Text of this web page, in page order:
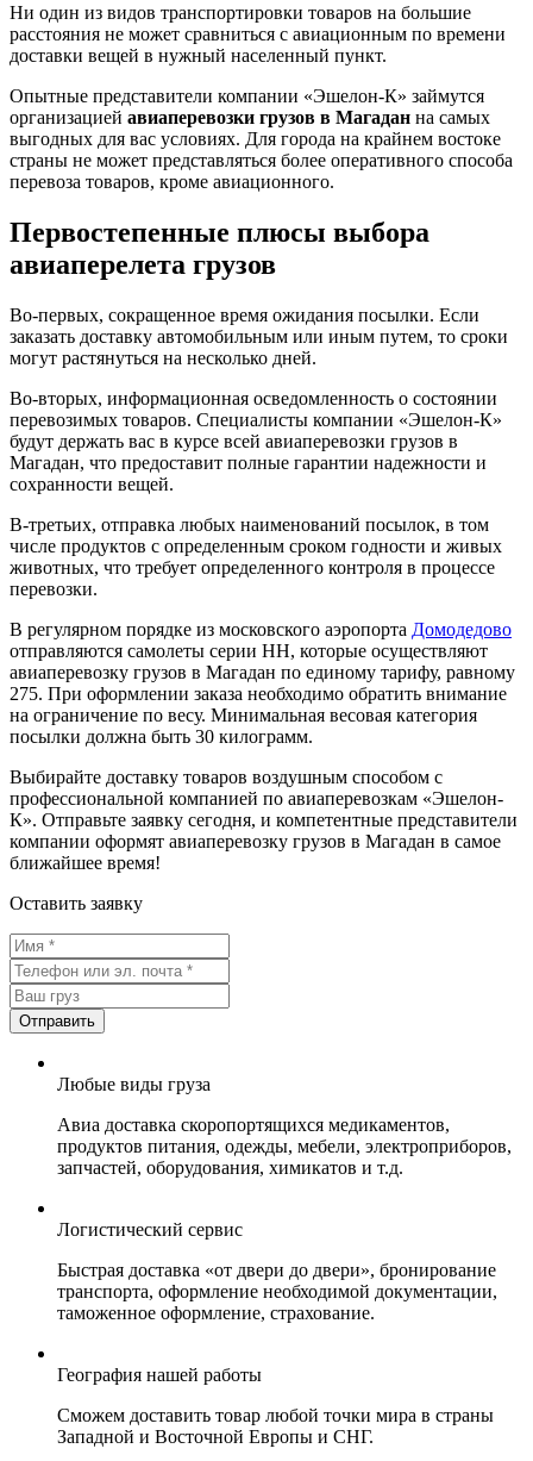
Ни один из видов транспортировки товаров на большие
расстояния не может сравниться с авиационным по времени
доставки вещей в нужный населенный пункт.
Опытные представители компании «Эшелон-К» займутся
организацией авиаперевозки грузов в Магадан на самых
выгодных для вас условиях. Для города на крайнем востоке
страны не может представляться более оперативного способа
перевоза товаров, кроме авиационного.
Первостепенные плюсы выбора
авиаперелета грузов
Во-первых, сокращенное время ожидания посылки. Если
заказать доставку автомобильным или иным путем, то сроки
могут растянуться на несколько дней.
Во-вторых, информационная осведомленность о состоянии
перевозимых товаров. Специалисты компании «Эшелон-К»
будут держать вас в курсе всей авиаперевозки грузов в
Магадан, что предоставит полные гарантии надежности и
сохранности вещей.
В-третьих, отправка любых наименований посылок, в том
числе продуктов с определенным сроком годности и живых
животных, что требует определенного контроля в процессе
перевозки.
В регулярном порядке из московского аэропорта Домодедово
отправляются самолеты серии НН, которые осуществляют
авиаперевозку грузов в Магадан по единому тарифу, равному
275. При оформлении заказа необходимо обратить внимание
на ограничение по весу. Минимальная весовая категория
посылки должна быть 30 килограмм.
Выбирайте доставку товаров воздушным способом с
профессиональной компанией по авиаперевозкам «Эшелон-
К». Отправьте заявку сегодня, и компетентные представители
компании оформят авиаперевозку грузов в Магадан в самое
ближайшее время!
Оставить заявку
Любые виды груза
Авиа доставка скоропортящихся медикаментов,
продуктов питания, одежды, мебели, электроприборов,
запчастей, оборудования, химикатов и т.д.
Логистический сервис
Быстрая доставка «от двери до двери», бронирование
транспорта, оформление необходимой документации,
таможенное оформление, страхование.
География нашей работы
Сможем доставить товар любой точки мира в страны
Западной и Восточной Европы и СНГ.